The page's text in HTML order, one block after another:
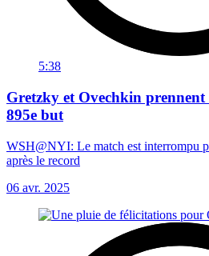
5:38
Gretzky et Ovechkin prennent
895e but
WSH@NYI: Le match est interrompu
après le record
06 avr. 2025